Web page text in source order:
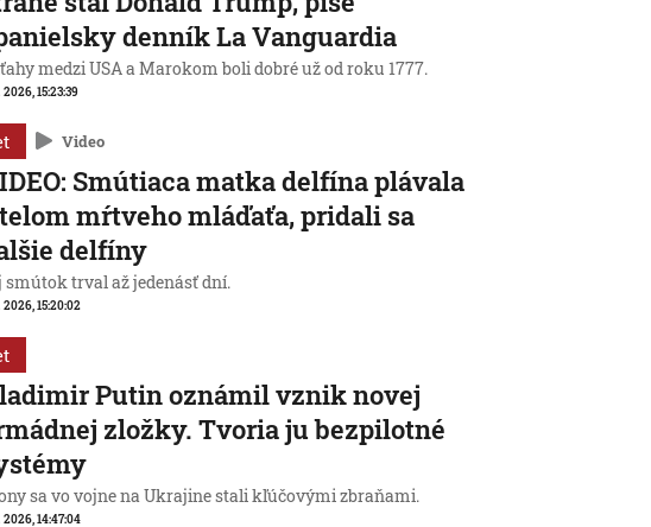
denník La Vanguardia
medzi USA a Marokom boli dobré už od roku 1777.
2026, 15:23:39
Video
Smútiaca matka delfína plávala
mŕtveho mláďaťa, pridali sa
delfíny
smútok trval až jedenásť dní.
2026, 15:20:02
Putin oznámil vznik novej
zložky. Tvoria ju bezpilotné
sa vo vojne na Ukrajine stali kľúčovými zbraňami.
2026, 14:47:04